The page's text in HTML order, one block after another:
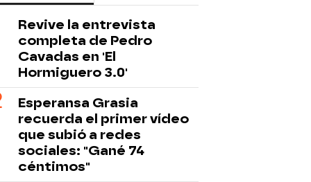
Revive la entrevista
completa de Pedro
Cavadas en 'El
Hormiguero 3.0'
Esperansa Grasia
recuerda el primer vídeo
que subió a redes
sociales: "Gané 74
céntimos"